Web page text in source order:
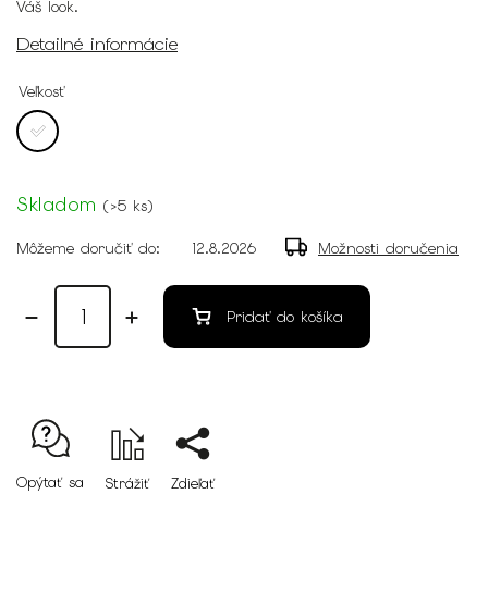
Váš look.
Detailné informácie
Veľkosť
Skladom (>5 ks)
Môžeme doručiť do: 12.8.2026 Možnosti doručenia
Pridať do košíka
Opýtať sa Strážiť Zdieľať